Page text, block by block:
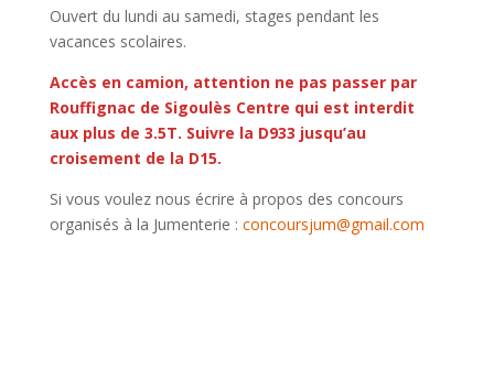
Ouvert du lundi au samedi, stages pendant les
vacances scolaires.
Accès en camion, attention ne pas passer par
Rouffignac de Sigoulès Centre qui est interdit
aux plus de 3.5T. Suivre la D933 jusqu’au
croisement de la D15.
Si vous voulez nous écrire à propos des concours
organisés à la Jumenterie : concoursjum@gmail.com